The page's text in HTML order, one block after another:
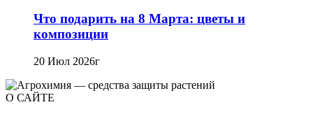
Что подарить на 8 Марта: цветы и
композиции
20 Июл 2026г
О САЙТЕ